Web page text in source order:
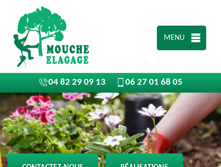
MENU
04 82 29 09 13 06 27 01 68 05